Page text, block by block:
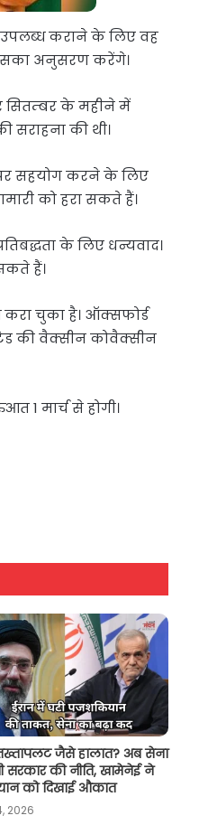
उपलब्ध कराने के लिए वह
इसका अनुसरण करेंगे।
सितम्बर के महीने में
सराहना की थी।
पर सहयोग करने के लिए
को हरा सकते हैं।
के लिए धन्यवाद।
हैं।
चुका है। ऑक्सफोर्ड
की वैक्सीन कोवैक्सीन
मार्च से होगी।
जैसे हालात? अब सेना
सरकार की नीति, खामेनेई ने
को दिखाई औकात
2026